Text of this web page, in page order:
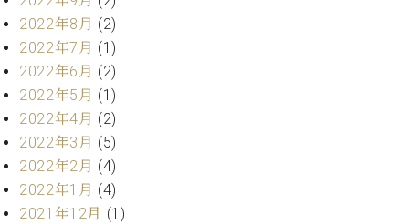
シ
ュ
タ
イ
ン
デ
ジ
タ
ル)
イ
ン
ト
情
報
八
子
工
房
2022年8月 (2)
2022年7月 (1)
2022年6月 (2)
2022年5月 (1)
2022年4月 (2)
2022年3月 (5)
2022年2月 (4)
2022年1月 (4)
2021年12月 (1)